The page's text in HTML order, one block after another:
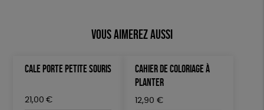
Vous aimerez aussi
CALE PORTE PETITE SOURIS
21,00 €
CAHIER DE COLORIAGE À
PLANTER
12,90 €